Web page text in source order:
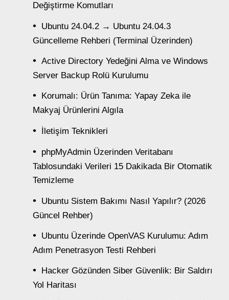
Değiştirme Komutları
Ubuntu 24.04.2 → Ubuntu 24.04.3
Güncelleme Rehberi (Terminal Üzerinden)
Active Directory Yedeğini Alma ve Windows
Server Backup Rolü Kurulumu
Korumalı: Ürün Tanıma: Yapay Zeka ile
Makyaj Ürünlerini Algıla
İletişim Teknikleri
phpMyAdmin Üzerinden Veritabanı
Tablosundaki Verileri 15 Dakikada Bir Otomatik
Temizleme
Ubuntu Sistem Bakımı Nasıl Yapılır? (2026
Güncel Rehber)
Ubuntu Üzerinde OpenVAS Kurulumu: Adım
Adım Penetrasyon Testi Rehberi
Hacker Gözünden Siber Güvenlik: Bir Saldırı
Yol Haritası